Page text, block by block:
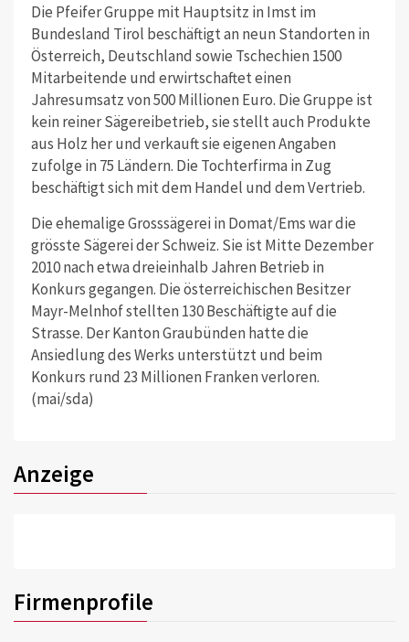
Die Pfeifer Gruppe mit Hauptsitz in Imst im
Bundesland Tirol beschäftigt an neun Standorten in
Österreich, Deutschland sowie Tschechien 1500
Mitarbeitende und erwirtschaftet einen
Jahresumsatz von 500 Millionen Euro. Die Gruppe ist
kein reiner Sägereibetrieb, sie stellt auch Produkte
aus Holz her und verkauft sie eigenen Angaben
zufolge in 75 Ländern. Die Tochterfirma in Zug
beschäftigt sich mit dem Handel und dem Vertrieb.
Die ehemalige Grosssägerei in Domat/Ems war die
grösste Sägerei der Schweiz. Sie ist Mitte Dezember
2010 nach etwa dreieinhalb Jahren Betrieb in
Konkurs gegangen. Die österreichischen Besitzer
Mayr-Melnhof stellten 130 Beschäftigte auf die
Strasse. Der Kanton Graubünden hatte die
Ansiedlung des Werks unterstützt und beim
Konkurs rund 23 Millionen Franken verloren.
(mai/sda)
Anzeige
Firmenprofile